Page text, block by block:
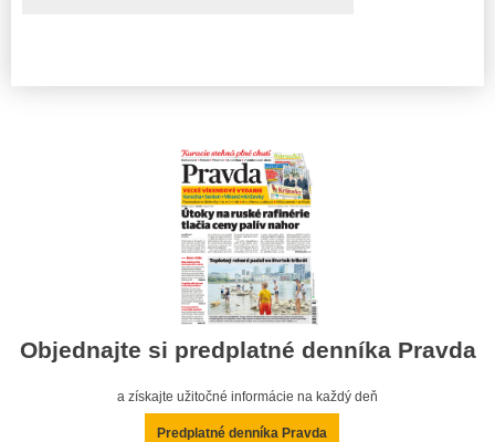
Objednajte si predplatné denníka Pravda
a získajte užitočné informácie na každý deň
Predplatné denníka Pravda